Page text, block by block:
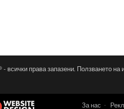
права запазени. Ползването на
За нас